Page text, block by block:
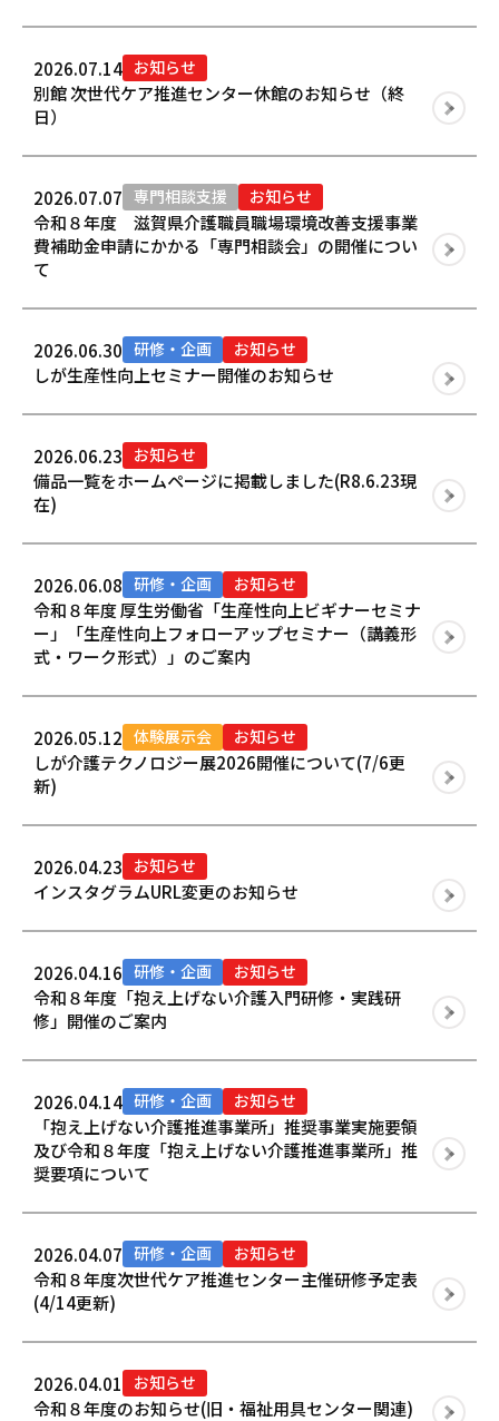
2026.07.14 お知らせ
別館 次世代ケア推進センター休館のお知らせ（終
日）
2026.07.07 専門相談支援 お知らせ
令和８年度 滋賀県介護職員職場環境改善支援事業
費補助金申請にかかる「専門相談会」の開催につい
て
2026.06.30 研修・企画 お知らせ
しが生産性向上セミナー開催のお知らせ
2026.06.23 お知らせ
備品一覧をホームページに掲載しました(R8.6.23現
在)
2026.06.08 研修・企画 お知らせ
令和８年度 厚生労働省「生産性向上ビギナーセミナ
ー」「生産性向上フォローアップセミナー（講義形
式・ワーク形式）」のご案内
2026.05.12 体験展示会 お知らせ
しが介護テクノロジー展2026開催について(7/6更
新)
2026.04.23 お知らせ
インスタグラムURL変更のお知らせ
2026.04.16 研修・企画 お知らせ
令和８年度「抱え上げない介護入門研修・実践研
修」開催のご案内
2026.04.14 研修・企画 お知らせ
「抱え上げない介護推進事業所」推奨事業実施要領
及び令和８年度「抱え上げない介護推進事業所」推
奨要項について
2026.04.07 研修・企画 お知らせ
令和８年度次世代ケア推進センター主催研修予定表
(4/14更新)
2026.04.01 お知らせ
令和８年度のお知らせ(旧・福祉用具センター関連)